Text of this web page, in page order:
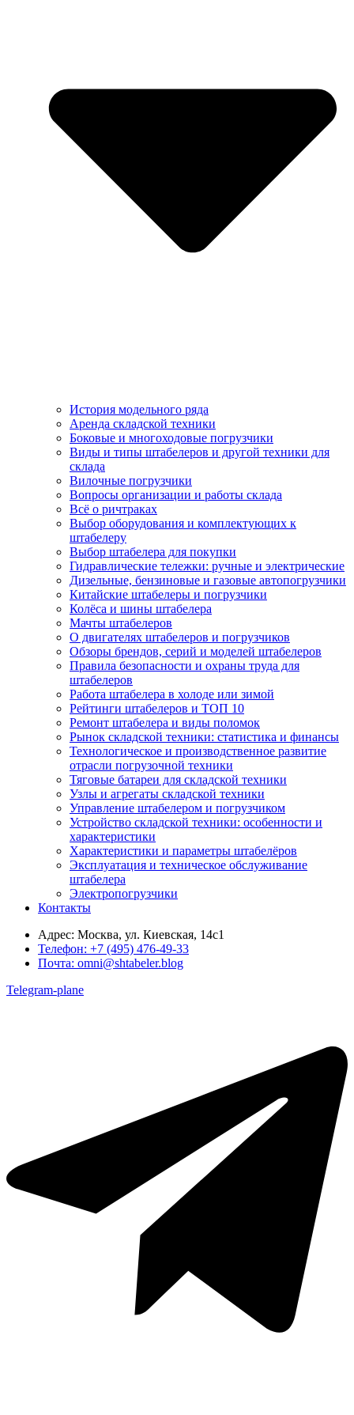
История модельного ряда
Аренда складской техники
Боковые и многоходовые погрузчики
Виды и типы штабелеров и другой техники для
склада
Вилочные погрузчики
Вопросы организации и работы склада
Всё о ричтраках
Выбор оборудования и комплектующих к
штабелеру
Выбор штабелера для покупки
Гидравлические тележки: ручные и электрические
Дизельные, бензиновые и газовые автопогрузчики
Китайские штабелеры и погрузчики
Колёса и шины штабелера
Мачты штабелеров
О двигателях штабелеров и погрузчиков
Обзоры брендов, серий и моделей штабелеров
Правила безопасности и охраны труда для
штабелеров
Работа штабелера в холоде или зимой
Рейтинги штабелеров и ТОП 10
Ремонт штабелера и виды поломок
Рынок складской техники: статистика и финансы
Технологическое и производственное развитие
отрасли погрузочной техники
Тяговые батареи для складской техники
Узлы и агрегаты складской техники
Управление штабелером и погрузчиком
Устройство складской техники: особенности и
характеристики
Характеристики и параметры штабелёров
Эксплуатация и техническое обслуживание
штабелера
Электропогрузчики
Контакты
Адрес: Москва, ул. Киевская, 14с1
Телефон: +7 (495) 476-49-33
Почта: omni@shtabeler.blog
Telegram-plane